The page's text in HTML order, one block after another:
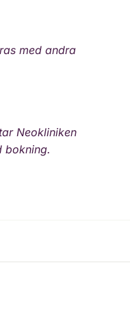
med andra
Neokliniken
bokning.